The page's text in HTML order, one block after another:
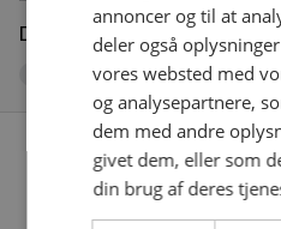
Dine filtre Fjern alle
Videreuddannelsesregionerx
Vi fandt desværre ingen
noget andet eller
annoncer og til at
deler også
vores websted med
og analysepartnere,
dem med andre
givet dem, eller som
din brug af deres